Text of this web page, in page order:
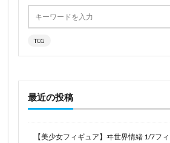
TCG
最近の投稿
【美少女フィギュア】ヰ世界情緒 1/7フ